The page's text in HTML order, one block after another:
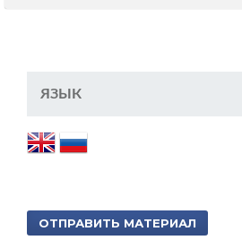
ЯЗЫК
ОТПРАВИТЬ МАТЕРИАЛ